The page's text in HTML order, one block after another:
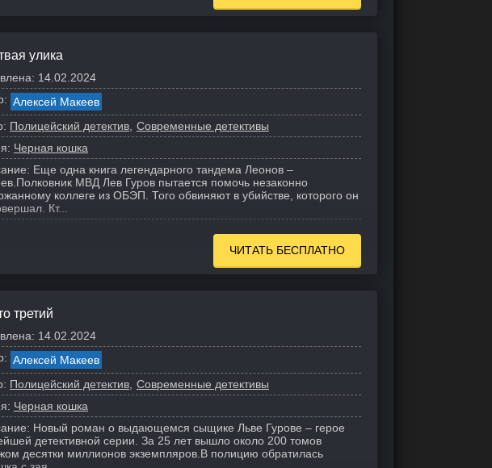
улика
14.02.2024
Алексей Макеев
Полицейский детектив Современные детективы
Черная кошка
Еще одна книга легендарного тандема Леонов –
Полковник МВД Лев Гуров пытается помочь незаконно
коллеге из ОБЭП. Того обвиняют в убийстве, которого он
Кт...
ЧИТАТЬ БЕСПЛАТНО
третий
14.02.2024
Алексей Макеев
Полицейский детектив Современные детективы
Черная кошка
Новый роман о выдающемся сыщике Льве Гурове – герое
детективной серии. За 25 лет вышло около 200 томов
десятки миллионов экземпляров. В полицию обратилась